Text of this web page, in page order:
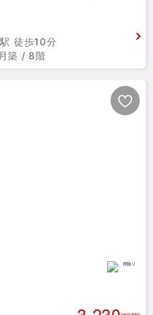
徒歩10分
築 / 8階